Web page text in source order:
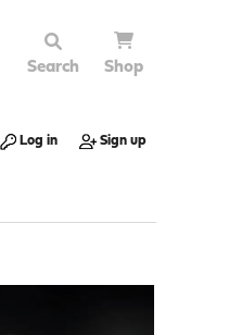
Search Shop
Log in Sign up